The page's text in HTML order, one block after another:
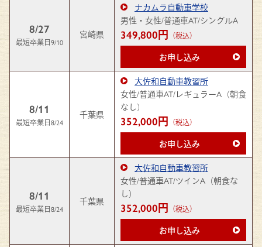
8/27
最短卒業日9/10
宮崎県
ナカムラ自動車学校
男性・女性/普通車AT/シングルA
349,800円 （税込）
お申し込み
8/11
最短卒業日8/24
千葉県
大佐和自動車教習所
女性/普通車AT/レギュラーA（朝食
なし）
352,000円 （税込）
お申し込み
8/11
最短卒業日8/24
千葉県
大佐和自動車教習所
女性/普通車AT/ツインA（朝食な
し）
352,000円 （税込）
お申し込み